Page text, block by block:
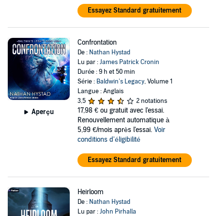
Essayez Standard gratuitement
Aperçu
Confrontation
De : Nathan Hystad
Lu par :James Patrick Cronin
Durée : 9 h et 50 min
Série : Baldwin’s Legacy, Volume 1
Langue : Anglais
3,5
2 notations
17,98 € ou gratuit avec l'essai.
Renouvellement automatique à
5,99 €/mois après l'essai. Voir
conditions d'éligibilité
Essayez Standard gratuitement
Heirloom
De : Nathan Hystad
Lu par :John Pirhalla